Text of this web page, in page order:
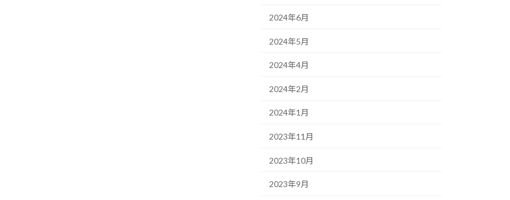
2024年6月
2024年5月
2024年4月
2024年2月
2024年1月
2023年11月
2023年10月
2023年9月